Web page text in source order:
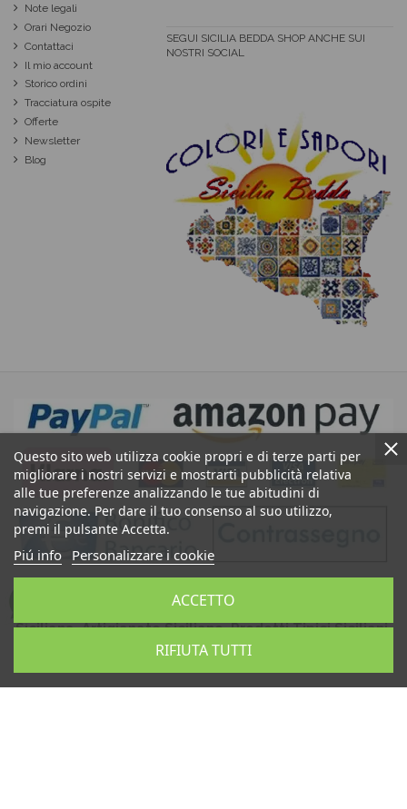
Questo sito web utilizza cookie propri e di terze parti per
migliorare i nostri servizi e mostrarti pubblicità relativa
alle tue preferenze analizzando le tue abitudini di
navigazione. Per dare il tuo consenso al suo utilizzo,
premi il pulsante Accetta.
Piú info Personalizzare i cookie
RIFIUTA TUTTI
ACCETTO
Note legali
Orari Negozio
Contattaci
Il mio account
Storico ordini
Tracciatura ospite
Offerte
Newsletter
Blog
SEGUI SICILIA BEDDA SHOP ANCHE SUI
NOSTRI SOCIAL
Ceramiche di Caltagirone Sicilia Bedda Shop: Vendita
Siciliana, Artigianato Siciliano, Prodotti Tipici Siciliani,
Souvenir Sicilia